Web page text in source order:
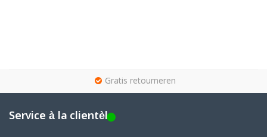
Gratis retourneren
Service à la clientèle